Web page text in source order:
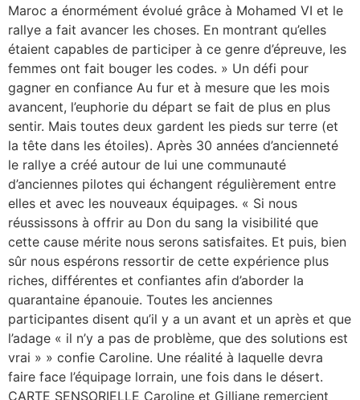
Maroc a énormément évolué grâce à Mohamed VI et le
rallye a fait avancer les choses. En montrant qu’elles
étaient capables de participer à ce genre d’épreuve, les
femmes ont fait bouger les codes. » Un défi pour
gagner en confiance Au fur et à mesure que les mois
avancent, l’euphorie du départ se fait de plus en plus
sentir. Mais toutes deux gardent les pieds sur terre (et
la tête dans les étoiles). Après 30 années d’ancienneté
le rallye a créé autour de lui une communauté
d’anciennes pilotes qui échangent régulièrement entre
elles et avec les nouveaux équipages. « Si nous
réussissons à offrir au Don du sang la visibilité que
cette cause mérite nous serons satisfaites. Et puis, bien
sûr nous espérons ressortir de cette expérience plus
riches, différentes et confiantes afin d’aborder la
quarantaine épanouie. Toutes les anciennes
participantes disent qu’il y a un avant et un après et que
l’adage « il n’y a pas de problème, que des solutions est
vrai » » confie Caroline. Une réalité à laquelle devra
faire face l’équipage lorrain, une fois dans le désert.
CARTE SENSORIELLE Caroline et Gilliane remercient